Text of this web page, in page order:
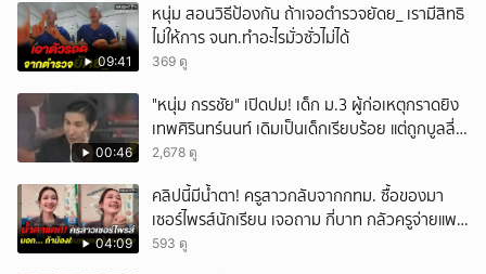
09:41
หนุ่ม สอนวิธีป้องกัน ถ้าเจอตำรวจยัดย_ เรามีสิทธิ
ไม่ให้การ จนท.ทำอะไรมั่วซั่วไม่ได้
369 ดู
00:46
"หนุ่ม กรรชัย" เปิดปม! เด็ก ม.3 ผู้ก่อเหตุกราดยิง
เทพศิรินทร์นนท์ เดิมเป็นเด็กเรียบร้อย แต่ถูกบูลลี่
หนัก คาดแรงกดดันสะสมกลายเป็นแรงแค้น จนก่อ
2,678 ดู
04:09
คลิปนี้มีน้ำตา! ครูสาวกลับจากกทม. ซื้อของมา
เซอร์ไพรส์นักเรียน เจอถาม กี่บาท กลัวครูจ่ายแพง
w
593 ดู